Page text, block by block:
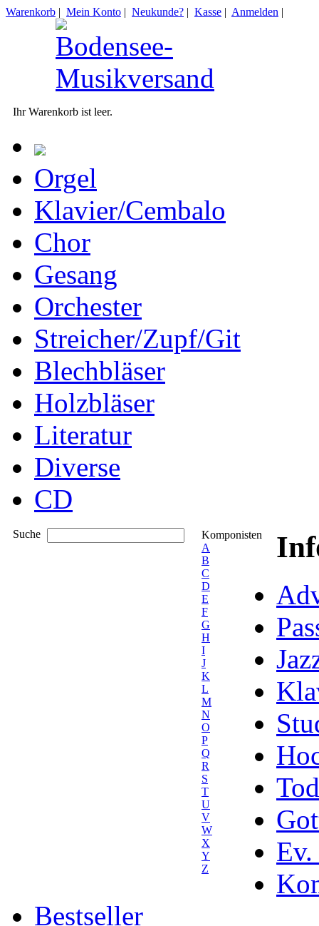
Warenkorb | Mein Konto | Neukunde? | Kasse | Anmelden |
Ihr Warenkorb ist leer.
Orgel
Klavier/Cembalo
Chor
Gesang
Orchester
Streicher/Zupf/Git
Blechbläser
Holzbläser
Literatur
Diverse
CD
Suche
Komponisten
A
B
C
D
E
F
G
H
I
J
K
L
M
N
O
P
Q
R
S
T
U
V
W
X
Y
Z
Ev.
Bestseller